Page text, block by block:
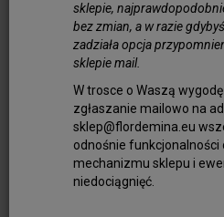
sklepie,
bez zmian, a w razie
zadziała opcja
sklepie mail.
W trosce o Waszą
zgłaszanie mailowo na
sklep@flordemina.eu
odnośnie funkcjonalności
mechanizmu sklepu i
niedociągnięć.